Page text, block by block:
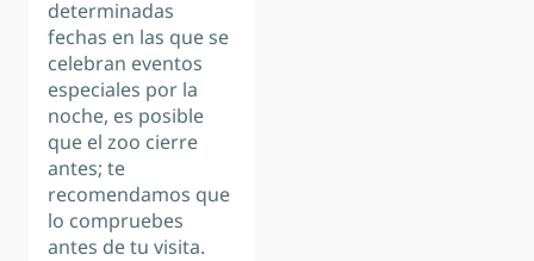
determinadas
fechas en las que se
celebran eventos
especiales por la
noche, es posible
que el zoo cierre
antes; te
recomendamos que
lo compruebes
antes de tu visita.